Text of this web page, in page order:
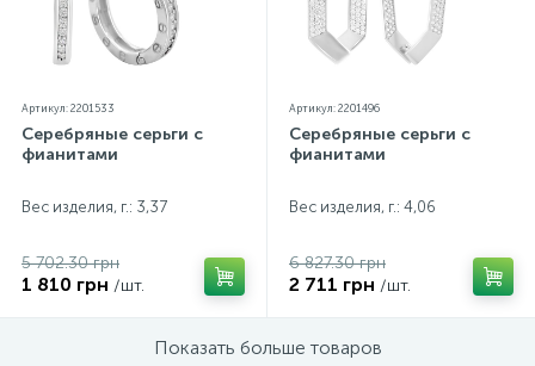
Артикул: 2201533
Серебряные серьги с
фианитами
Вес изделия, г.: 3,37
5 702.30 грн
1 810 грн /шт.
Артикул: 2201496
Серебряные серьги с
фианитами
Вес изделия, г.: 4,06
6 827.30 грн
2 711 грн /шт.
Показать больше товаров